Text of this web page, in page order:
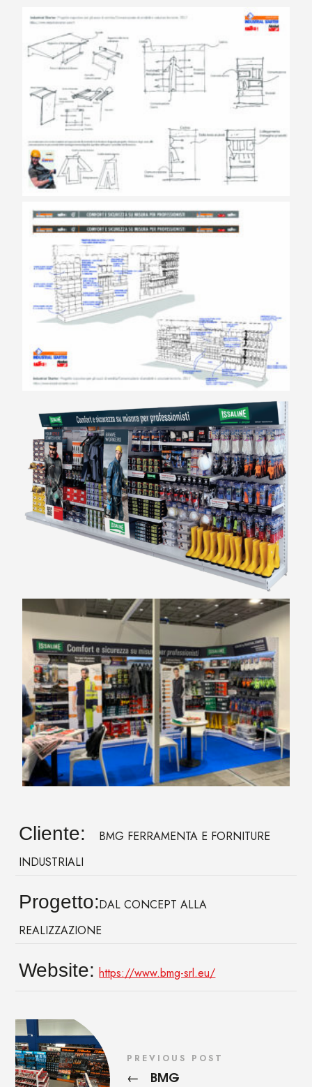
Cliente:
BMG FERRAMENTA E FORNITURE
INDUSTRIALI
Progetto:DAL CONCEPT ALLA
REALIZZAZIONE
Website: https://www.bmg-srl.eu/
PREVIOUS POST
← BMG